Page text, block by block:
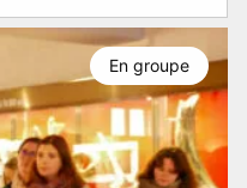
En groupe